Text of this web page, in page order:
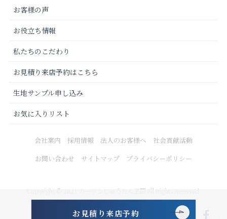
お見積り来店予約
お客様の声
お役立ち情報
私たちのこだわり
お見積り来店予約はこちら
生地サンプル申し込み
お気に入りリスト
会社案内 採用情報 法人のお客様へ
社会貢献活動
お問い合わせ
サイトマップ プライバシーポリシー
Copyright © 2021 カーテンじゅうたん王国 All Rights Reserved.